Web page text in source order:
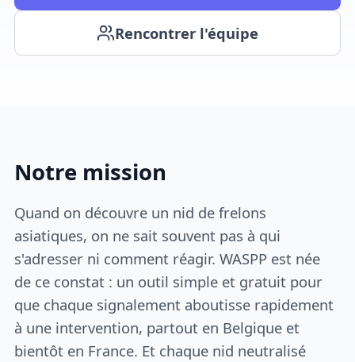
Rencontrer l'équipe
Notre mission
Quand on découvre un nid de frelons
asiatiques, on ne sait souvent pas à qui
s'adresser ni comment réagir. WASPP est née
de ce constat : un outil simple et gratuit pour
que chaque signalement aboutisse rapidement
à une intervention, partout en Belgique et
bientôt en France. Et chaque nid neutralisé